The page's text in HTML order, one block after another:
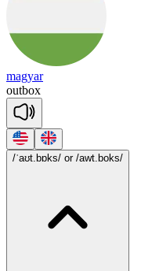
magyar
outbox
/ˈaʊt.bɒks/ or /awt.boks/